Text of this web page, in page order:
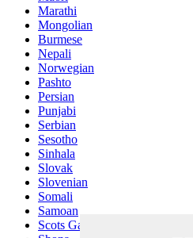
Marathi
Mongolian
Burmese
Nepali
Norwegian
Pashto
Persian
Punjabi
Serbian
Sesotho
Sinhala
Slovak
Slovenian
Somali
Samoan
Scots Gaelic